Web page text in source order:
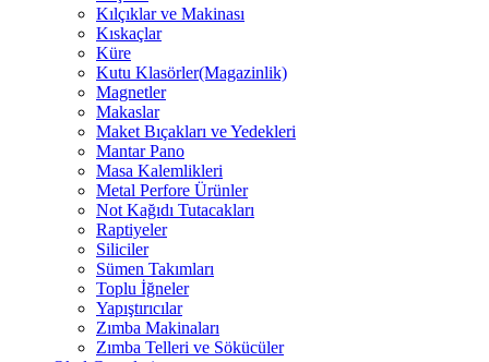
Kılçıklar ve Makinası
Kıskaçlar
Küre
Kutu Klasörler(Magazinlik)
Magnetler
Makaslar
Maket Bıçakları ve Yedekleri
Mantar Pano
Masa Kalemlikleri
Metal Perfore Ürünler
Not Kağıdı Tutacakları
Raptiyeler
Siliciler
Sümen Takımları
Toplu İğneler
Yapıştırıcılar
Zımba Makinaları
Zımba Telleri ve Sökücüler